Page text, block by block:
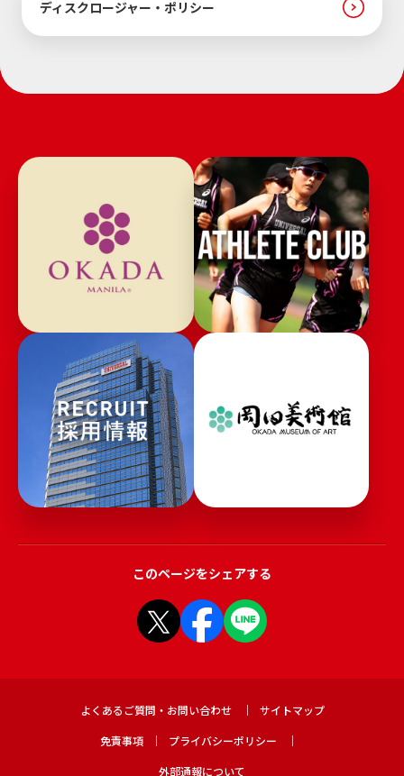
ディスクロージャー・ポリシー
このページをシェアする
よくあるご質問・お問い合わせ
サイトマップ
免責事項
プライバシーポリシー
外部通報について